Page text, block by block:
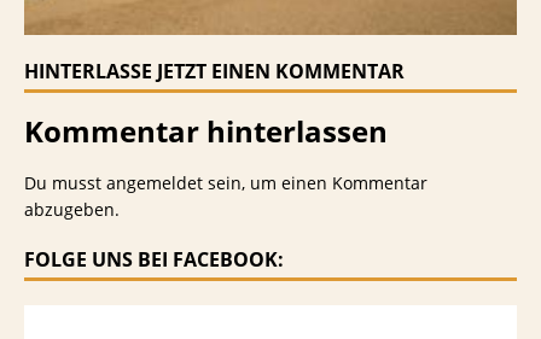
HINTERLASSE JETZT EINEN KOMMENTAR
Kommentar hinterlassen
Du musst angemeldet sein, um einen Kommentar
abzugeben.
FOLGE UNS BEI FACEBOOK: